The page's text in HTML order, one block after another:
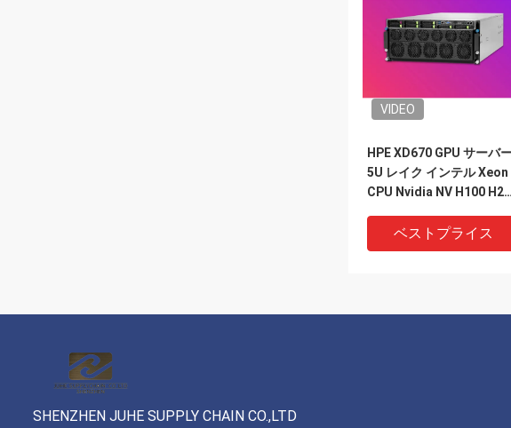
VIDEO
HPE XD670 GPU サーバ
5U レイク インテル Xeon
CPU Nvidia NV H100 H200
スーパーコンピュータケー
ス
ベストプライス
SHENZHEN JUHE SUPPLY CHAIN CO.,LTD